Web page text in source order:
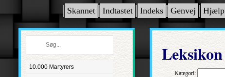
Skannet Indtastet Indeks Genvej Hjælp
10.000 Martyrers
Leksikon
Kategori: